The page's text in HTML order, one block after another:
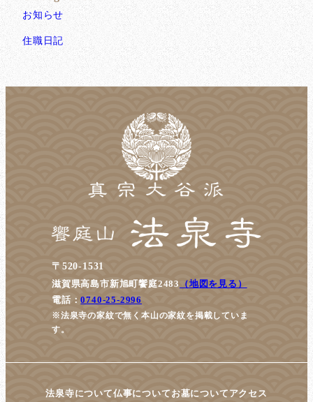
お知らせ
住職日記
〒520-1531
滋賀県高島市新旭町饗庭2483
（地図を見る）
電話：0740-25-2996
※法泉寺の家紋で無く本山の家紋を掲載していま
す。
法泉寺について仏事について お墓について アクセス